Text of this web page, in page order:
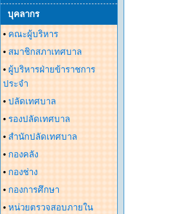
บุคลากร
• คณะผู้บริหาร
• สมาชิกสภาเทศบาล
• ผู้บริหารฝ่ายข้าราชการ
ประจำ
• ปลัดเทศบาล
• รองปลัดเทศบาล
• สำนักปลัดเทศบาล
• กองคลัง
• กองช่าง
• กองการศึกษา
• หน่วยตรวจสอบภายใน